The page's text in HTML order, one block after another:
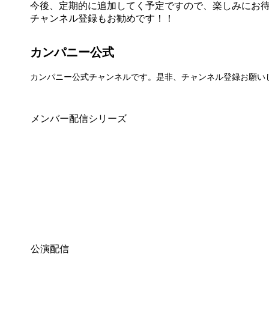
今後、定期的に追加してく予定ですので、楽しみにお
​チャンネル登録もお勧めです！！
​カンパニー公式
カンパニー公式チャンネルです。​是非、チャンネル登録お願い
メンバー配信シリーズ
​公演配信